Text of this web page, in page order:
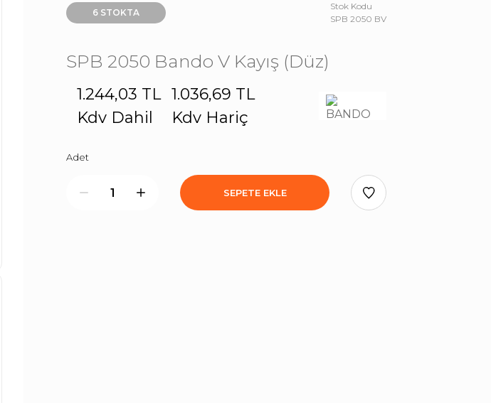
6 STOKTA
Stok Kodu
SPB 2050 BV
SPB 2050 Bando V Kayış (Düz)
1.244,03 TL
Kdv Dahil
1.036,69 TL
Kdv Hariç
Adet
SEPETE EKLE